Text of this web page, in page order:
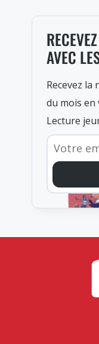
AVEC
Recevez la
du mois en
Lecture